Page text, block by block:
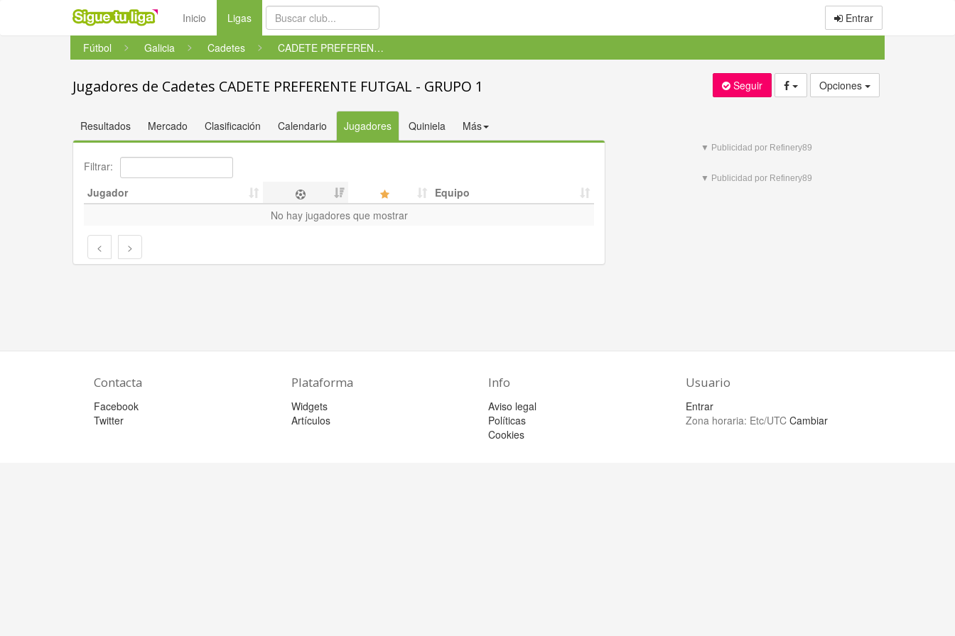
Inicio Ligas(current) Entrar
Fútbol Galicia Cadetes CADETE PREFERENTE FUTGAL - GRU...
Jugadores de Cadetes CADETE PREFERENTE FUTGAL - GRUPO 1 Seguir Opciones
Resultados Mercado Clasificación Calendario Jugadores Quiniela Más
Filtrar:
Jugador
Equipo
No hay jugadores que mostrar
< >
▼ Publicidad por Refinery89
▼ Publicidad por Refinery89
Contacta
Facebook
Twitter
Plataforma
Widgets
Artículos
Info
Aviso legal
Políticas
Cookies
Usuario
Entrar
Zona horaria: Etc/UTC Cambiar